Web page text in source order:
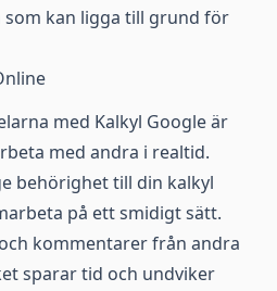
kan ligga till grund för
med Kalkyl Google är
med andra i realtid.
behörighet till din kalkyl
på ett smidigt sätt.
kommentarer från andra
sparar tid och undviker